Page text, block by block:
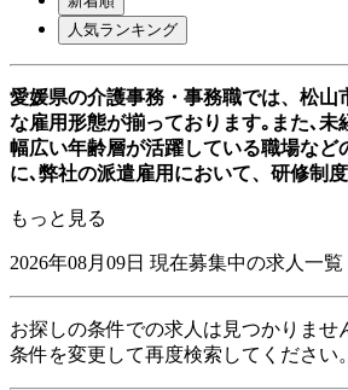
人気ランキング
愛媛県の介護事務・事務職では、松
な雇用形態が揃っております｡また､
幅広い年齢層が活躍している職場な
に､弊社の派遣雇用において、研修制
もっと見る
2026年08月09日 現在募集中の求人一覧
お探しの条件での求人は見つかりませ
条件を変更して再度検索してください。